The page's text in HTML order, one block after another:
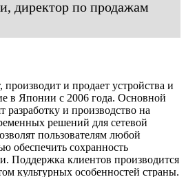
директор по продажам
и продает устройства и
в Японии с 2006 года. Основной
разработку и производство на
решений для сетевой
пользователям любой
обеспечить сохранность
Поддержка клиентов производится
культурных особенностей страны.